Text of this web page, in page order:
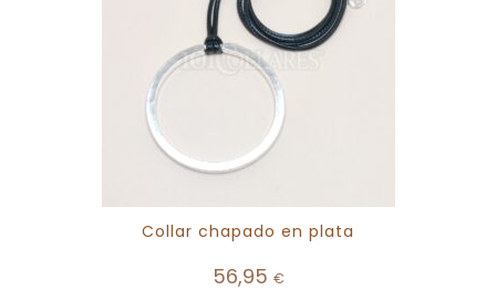
Collar chapado en plata
56,95 €